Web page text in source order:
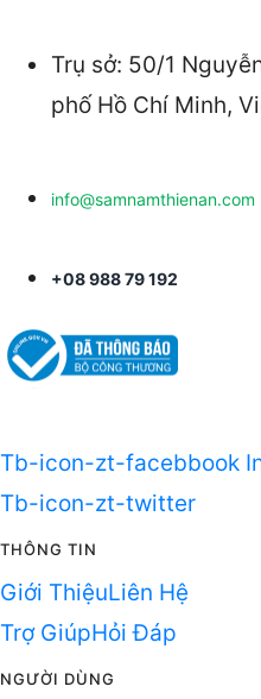
Trụ sở: 50/1
phố Hồ Chí Minh,
info@samnamthienan.com
+08 988 79 192
Tb-icon-zt-facebbook
Tb-icon-zt-twitter
THÔNG TIN
Giới ThiệuLiên Hệ
Trợ GiúpHỏi Đáp
NGƯỜI DÙNG